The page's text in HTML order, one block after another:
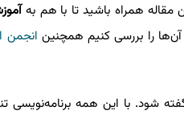
همراه باشید تا با هم به
را بررسی کنیم همچنینانجمن
شود. با این همه برنامه‌نویسی